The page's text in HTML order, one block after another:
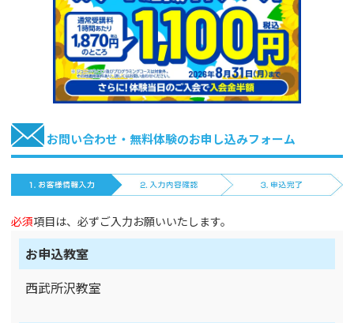
お問い合わせ・無料体験のお申し込みフォーム
必須項目は、必ずご入力お願いいたします。
お申込教室
西武所沢教室